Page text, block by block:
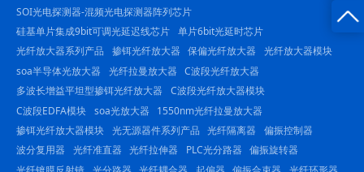
SOI光电探测器-混频光电探测器阵列芯片
硅基单片集成9bit可调光延迟线芯片 单片6bit光延时芯片
光纤放大器系列产品
掺铒光纤放大器 保偏光纤放大器
光纤放大器模块
soa半导体光放大器
光纤拉曼放大器 C波段光纤放大器
多波长增益平坦型掺铒光纤放大器
C波段光纤放大器模块
C波段EDFA模块 soa光放大器
1550nm光纤拉曼放大器
掺铒光纤放大器模块 光无源器件系列产品 光纤隔离器
偏振控制器
波分复用器
光纤准直器 光纤拉伸器 PLC光分路器
偏振旋转器